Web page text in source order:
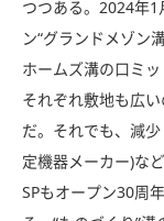
つつある。2024年1
ン“グランドメゾン
ホームズ溝の口ミッ
それぞれ敷地も広
だ。それでも、減
定機器メーカー)な
SPもオープン30周